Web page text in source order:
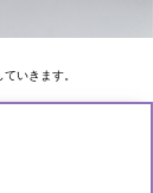
いきます。